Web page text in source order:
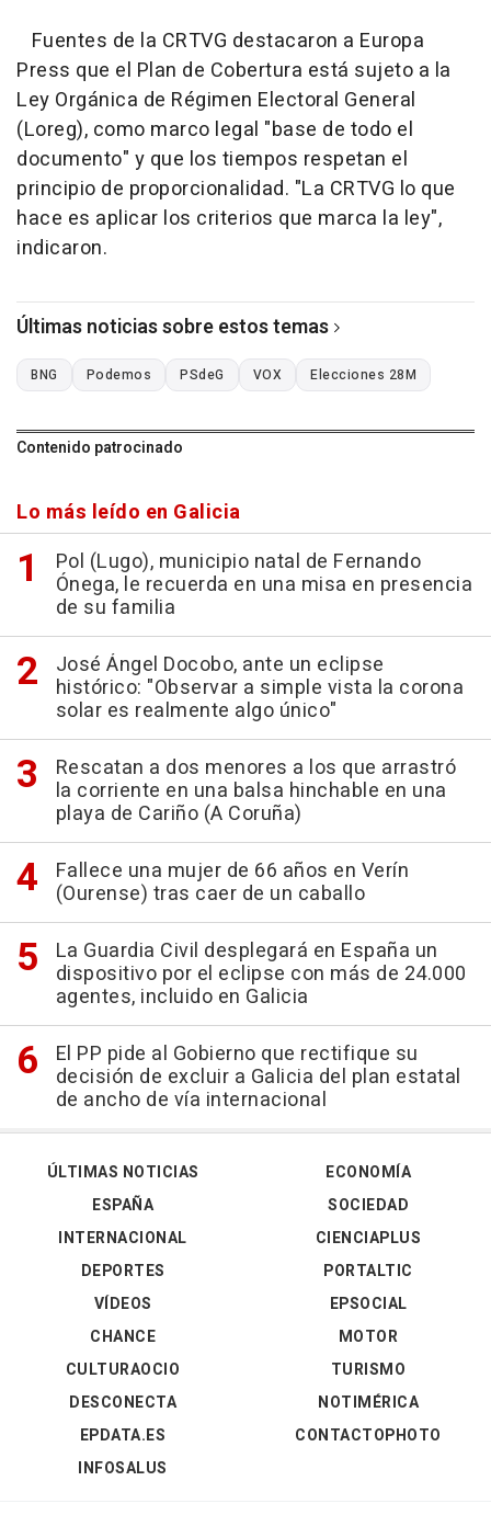
Fuentes de la CRTVG destacaron a Europa
Press que el Plan de Cobertura está sujeto a la
Ley Orgánica de Régimen Electoral General
(Loreg), como marco legal "base de todo el
documento" y que los tiempos respetan el
principio de proporcionalidad. "La CRTVG lo que
hace es aplicar los criterios que marca la ley",
indicaron.
Últimas noticias sobre estos temas
BNG Podemos PSdeG VOX Elecciones 28M
Contenido patrocinado
Lo más leído en Galicia
Pol (Lugo), municipio natal de Fernando
Ónega, le recuerda en una misa en presencia
de su familia
José Ángel Docobo, ante un eclipse
histórico: "Observar a simple vista la corona
solar es realmente algo único"
Rescatan a dos menores a los que arrastró
la corriente en una balsa hinchable en una
playa de Cariño (A Coruña)
Fallece una mujer de 66 años en Verín
(Ourense) tras caer de un caballo
La Guardia Civil desplegará en España un
dispositivo por el eclipse con más de 24.000
agentes, incluido en Galicia
El PP pide al Gobierno que rectifique su
decisión de excluir a Galicia del plan estatal
de ancho de vía internacional
ÚLTIMAS NOTICIAS
ESPAÑA
INTERNACIONAL
DEPORTES
VÍDEOS
ECONOMÍA
SOCIEDAD
CIENCIAPLUS
PORTALTIC
EPSOCIAL
CHANCE
CULTURAOCIO
DESCONECTA
EPDATA.ES
INFOSALUS
MOTOR
TURISMO
NOTIMÉRICA
CONTACTOPHOTO